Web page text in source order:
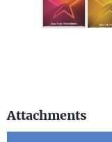
Attachments